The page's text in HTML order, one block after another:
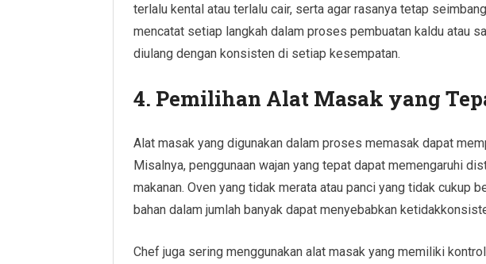
terlalu kental atau terlalu cair, serta agar rasanya tetap
mencatat setiap langkah dalam proses pembuatan kaldu atau
diulang dengan konsisten di setiap kesempatan.
4. Pemilihan Alat Masak yang
Alat masak yang digunakan dalam proses memasak dapat
Misalnya, penggunaan wajan yang tepat dapat memengaruhi
makanan. Oven yang tidak merata atau panci yang tidak cukup
bahan dalam jumlah banyak dapat menyebabkan
Chef juga sering menggunakan alat masak yang memiliki